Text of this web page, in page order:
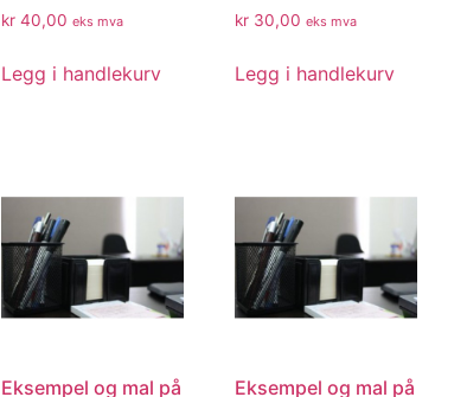
kr40,00 eks mva
Legg i handlekurv
kr30,00 eks mva
Legg i handlekurv
Eksempel og mal på
Eksempel og mal på